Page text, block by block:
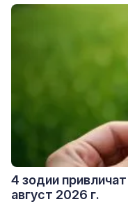
4 зодии
август 2026 г.